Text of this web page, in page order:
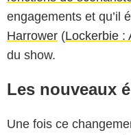
engagements et qu’il
Harrower (Lockerbie :
du show.
Les nouveaux
Une fois ce